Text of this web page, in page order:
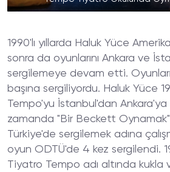
1990'lı yıllarda Haluk Yüce
sonra da oyunlarını Ankara ve
sergilemeye devam etti.
başına sergiliyordu. Haluk Yüce
Tempo'yu İstanbul'dan Ankara'ya
zamanda "Bir Beckett Oynamak"
Türkiye'de sergilemek adına
oyun ODTÜ'de 4 kez sergilendi.
Tiyatro Tempo adı altında kukla